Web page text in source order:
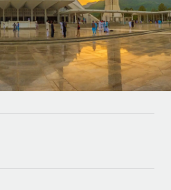
de travail en toute simplicité
intégrées pour votre équipe
outil d’IA à Remote grâce à
internationales pour les RH et la
pleine croissance
avec des solutions RH sur
pour les grandes entreprises